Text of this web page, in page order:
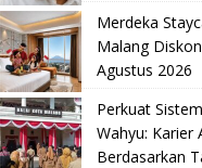
Merdeka
Malang
Agustus 2026
Perkuat
Wahyu: Karier
Berdasarkan